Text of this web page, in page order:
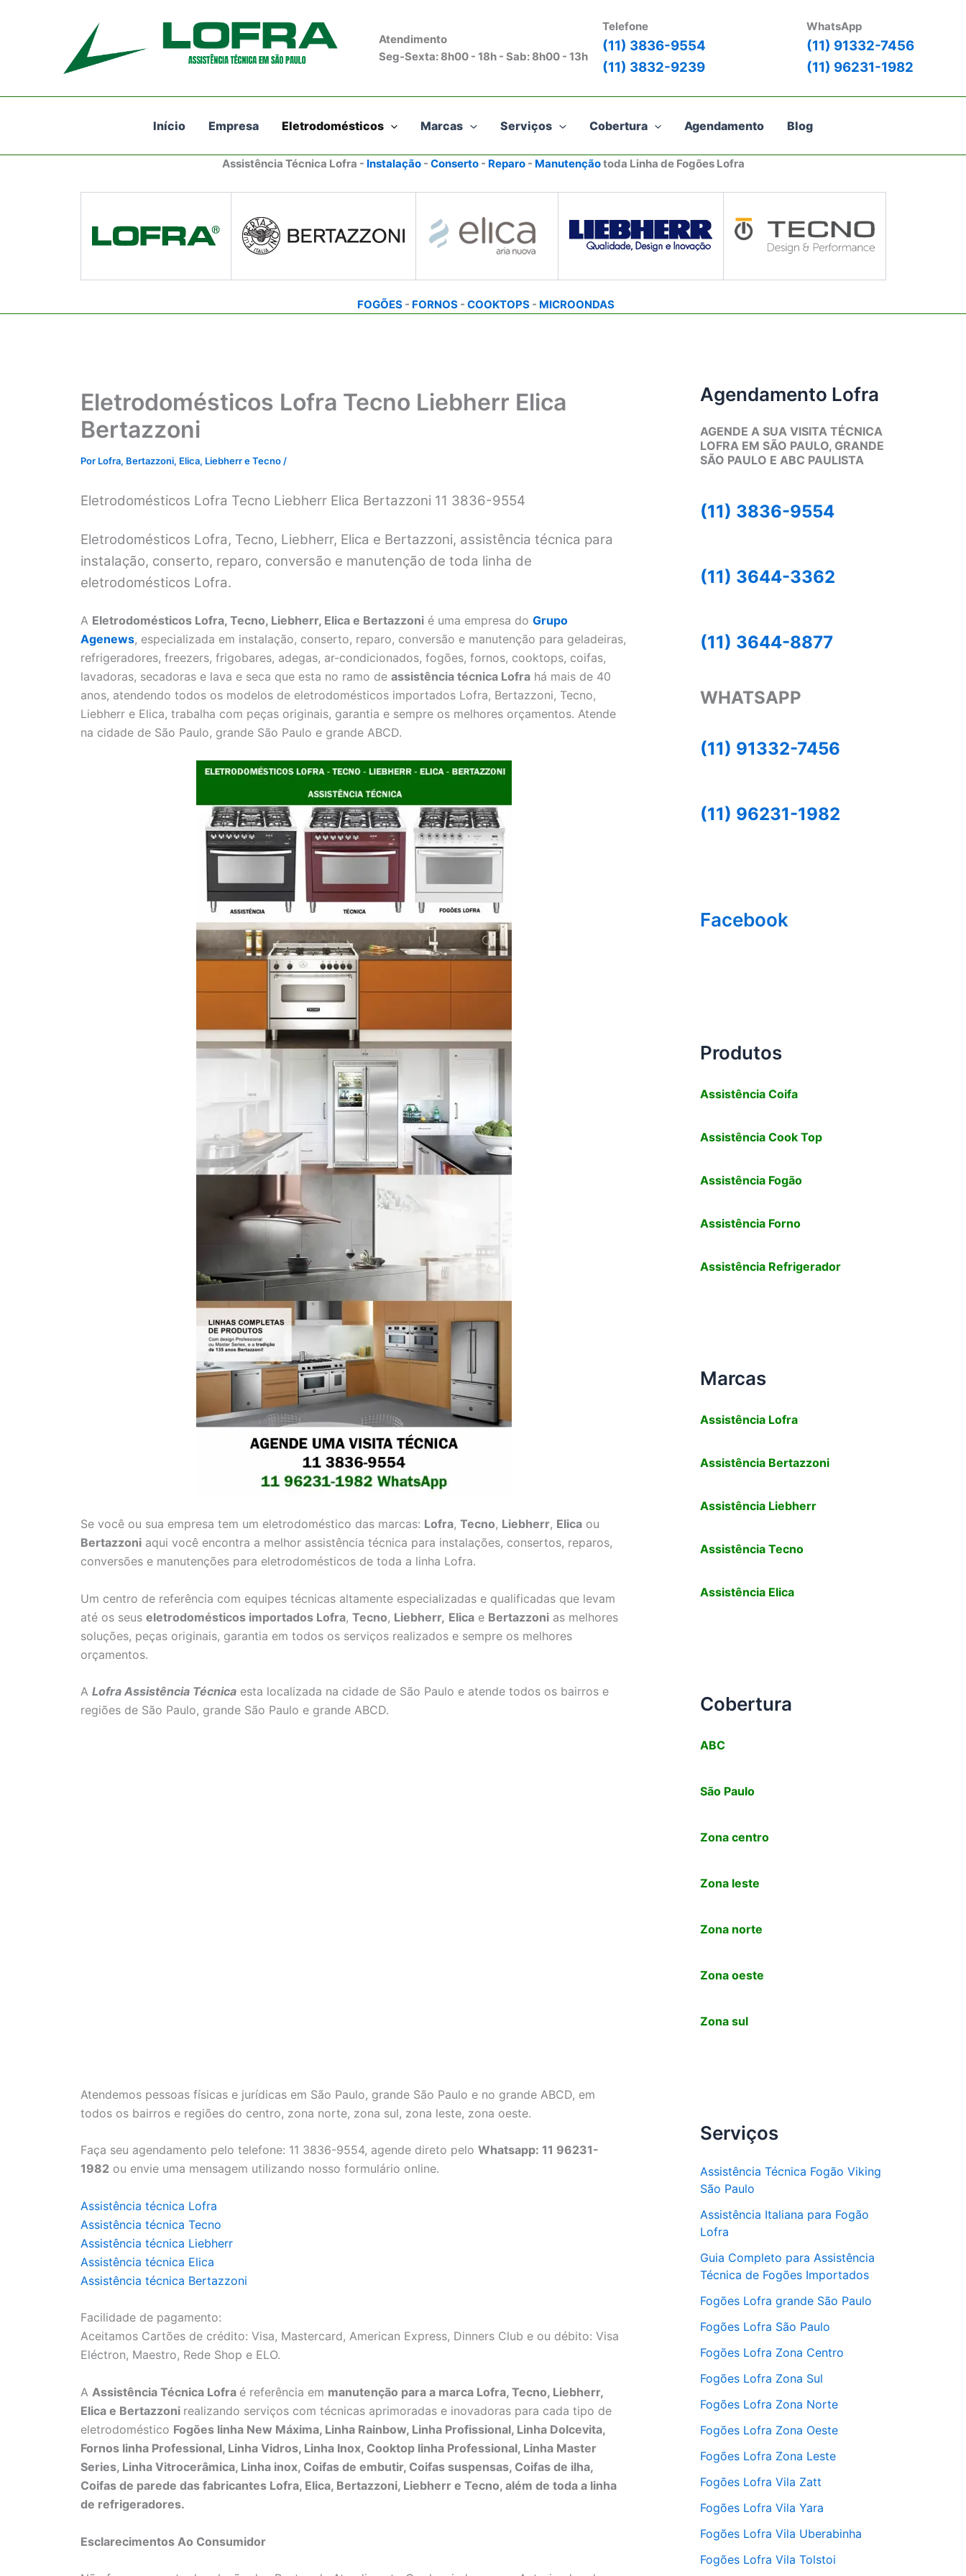
Atendimento
Seg-Sexta: 8h00 - 18h - Sab: 8h00 - 13h
Telefone
(11) 3836-9554
(11) 3832-9239
WhatsApp
(11) 91332-7456
(11) 96231-1982
Início Empresa Eletrodomésticos Marcas Serviços Cobertura Agendamento Blog
Assistência Técnica Lofra - Instalação- Conserto- Reparo- Manutençãotoda Linha de Fogões Lofra
FOGÕES - FORNOS - COOKTOPS - MICROONDAS
Eletrodomésticos Lofra Tecno Liebherr Elica
Bertazzoni
Por Lofra, Bertazzoni, Elica, Liebherr e Tecno /
Eletrodomésticos Lofra Tecno Liebherr Elica Bertazzoni 11 3836-9554
Eletrodomésticos Lofra, Tecno, Liebherr, Elica e Bertazzoni, assistência técnica para
instalação, conserto, reparo, conversão e manutenção de toda linha de
eletrodomésticos Lofra.
A Eletrodomésticos Lofra, Tecno, Liebherr, Elica e Bertazzoni é uma empresa do Grupo
Agenews, especializada em instalação, conserto, reparo, conversão e manutenção para geladeiras,
refrigeradores, freezers, frigobares, adegas, ar-condicionados, fogões, fornos, cooktops, coifas,
lavadoras, secadoras e lava e seca que esta no ramo de assistência técnica Lofra há mais de 40
anos, atendendo todos os modelos de eletrodomésticos importados Lofra, Bertazzoni, Tecno,
Liebherr e Elica, trabalha com peças originais, garantia e sempre os melhores orçamentos. Atende
na cidade de São Paulo, grande São Paulo e grande ABCD.
Se você ou sua empresa tem um eletrodoméstico das marcas: Lofra, Tecno, Liebherr, Elica ou
Bertazzoni aqui você encontra a melhor assistência técnica para instalações, consertos, reparos,
conversões e manutenções para eletrodomésticos de toda a linha Lofra.
Um centro de referência com equipes técnicas altamente especializadas e qualificadas que levam
até os seus eletrodomésticos importados Lofra, Tecno, Liebherr, Elica e Bertazzoni as melhores
soluções, peças originais, garantia em todos os serviços realizados e sempre os melhores
orçamentos.
A Lofra Assistência Técnica esta localizada na cidade de São Paulo e atende todos os bairros e
regiões de São Paulo, grande São Paulo e grande ABCD.
Atendemos pessoas físicas e jurídicas em São Paulo, grande São Paulo e no grande ABCD, em
todos os bairros e regiões do centro, zona norte, zona sul, zona leste, zona oeste.
Faça seu agendamento pelo telefone: 11 3836-9554, agende direto pelo Whatsapp: 11 96231-
1982 ou envie uma mensagem utilizando nosso formulário online.
Assistência técnica Lofra
Assistência técnica Tecno
Assistência técnica Liebherr
Assistência técnica Elica
Assistência técnica Bertazzoni
Facilidade de pagamento:
Aceitamos Cartões de crédito: Visa, Mastercard, American Express, Dinners Club e ou débito: Visa
Eléctron, Maestro, Rede Shop e ELO.
A Assistência Técnica Lofra é referência em manutenção para a marca Lofra, Tecno, Liebherr,
Elica e Bertazzoni realizando serviços com técnicas aprimoradas e inovadoras para cada tipo de
eletrodoméstico Fogões linha New Máxima, Linha Rainbow, Linha Profissional, Linha Dolcevita,
Fornos linha Professional, Linha Vidros, Linha Inox, Cooktop linha Professional, Linha Master
Series, Linha Vitrocerâmica, Linha inox, Coifas de embutir, Coifas suspensas, Coifas de ilha,
Coifas de parede das fabricantes Lofra, Elica, Bertazzoni, Liebherr e Tecno, além de toda a linha
de refrigeradores.
Esclarecimentos Ao Consumidor
Agendamento Lofra
AGENDE A SUA VISITA TÉCNICA
LOFRA EM SÃO PAULO, GRANDE
SÃO PAULO E ABC PAULISTA
(11) 3836-9554
(11) 3644-3362
(11) 3644-8877
WHATSAPP
(11) 91332-7456
(11) 96231-1982
Facebook
Produtos
Assistência Coifa
Assistência Cook Top
Assistência Fogão
Assistência Forno
Assistência Refrigerador
Marcas
Assistência Lofra
Assistência Bertazzoni
Assistência Liebherr
Assistência Tecno
Assistência Elica
Cobertura
ABC
São Paulo
Zona centro
Zona leste
Zona norte
Zona oeste
Zona sul
Serviços
Assistência Técnica Fogão Viking
São Paulo
Assistência Italiana para Fogão
Lofra
Guia Completo para Assistência
Técnica de Fogões Importados
Fogões Lofra grande São Paulo
Fogões Lofra São Paulo
Fogões Lofra Zona Centro
Fogões Lofra Zona Sul
Fogões Lofra Zona Norte
Fogões Lofra Zona Oeste
Fogões Lofra Zona Leste
Fogões Lofra Vila Zatt
Fogões Lofra Vila Yara
Fogões Lofra Vila Uberabinha
Fogões Lofra Vila Tolstoi